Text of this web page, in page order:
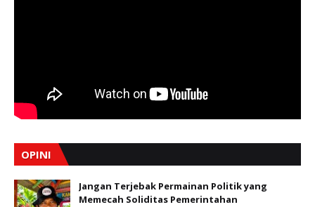
OPINI
Jangan Terjebak Permainan Politik yang
Memecah Soliditas Pemerintahan